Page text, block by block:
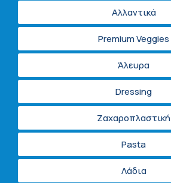
Αλλαντικά
Premium Veggies
Άλευρα
Dressing
Ζαχαροπλαστική
Pasta
Λάδια